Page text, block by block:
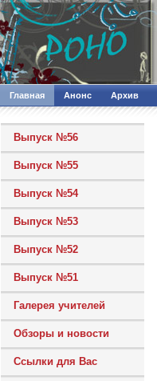
Главная Анонс Архив
Выпуск №56
Выпуск №55
Выпуск №54
Выпуск №53
Выпуск №52
Выпуск №51
Галерея учителей
Обзоры и новости
Ссылки для Вас